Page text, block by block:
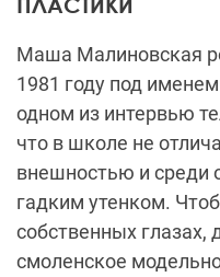
Маша Малиновская
1981 году под
одном из интервью
что в школе не
внешностью и среди
гадким утенком.
собственных глазах,
смоленское